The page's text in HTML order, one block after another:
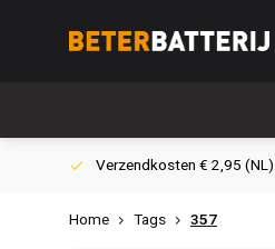
Verzendkosten € 2,95 (NL)
Home Tags 357